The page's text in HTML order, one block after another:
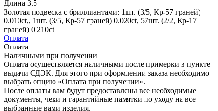
Длина 3.5
Золотая подвеска с бриллиантами: 1шт. (3/5, Кр-57 граней)
0.010ct,, 1шт. (3/5, Кр-57 граней) 0.020ct, 57шт. (2/2, Кр-17
граней) 0.210ct
Оплата
Оплата
Наличными при получении
Оплата осуществляется наличными после примерки в пункте
выдачи СДЭК. Для этого при оформлении заказа необходимо
выбрать опцию «Оплата при получении».
После оплаты вам будут предоставлены все необходимые
документы, чеки и гарантийные памятки по уходу на все
выбранные вами изделия.